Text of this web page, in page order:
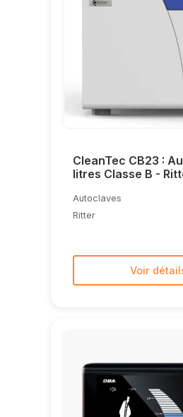
CleanTec CB23 :
litres Classe B -
Autoclaves
Ritter
Voir